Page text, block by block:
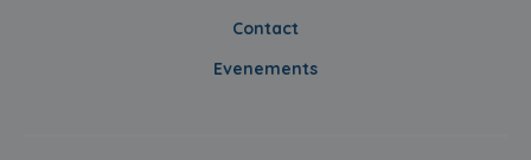
Contact
Evenements